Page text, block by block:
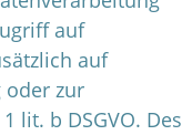
auf
auf
oder zur
lit. b DSGVO. Des